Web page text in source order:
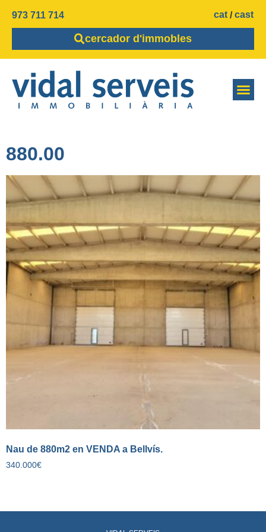
973 711 714 cat cast
cercador d'immobles
880.00
Nau de 880m2 en VENDA a Bellvís.
340.000€